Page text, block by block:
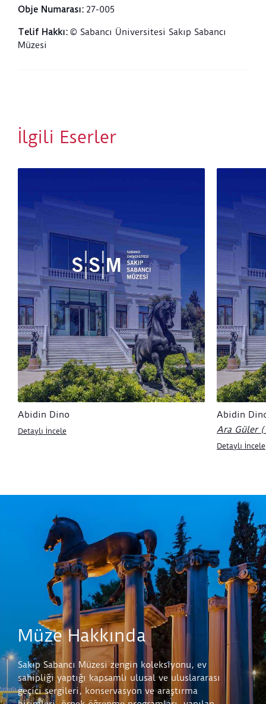
Obje Numarası: 27-005
Telif Hakkı: © Sabancı Üniversitesi Sakıp Sabancı
Müzesi
İlgili Eserler
Abidin Dino
Detaylı İncele
Abidin
Ara Güler
Detaylı İncele
Müze Hakkında
Sakıp Sabancı Müzesi zengin koleksiyonu, ev
sahipliği yaptığı kapsamlı ulusal ve uluslararası
geçici sergileri, konservasyon ve araştırma